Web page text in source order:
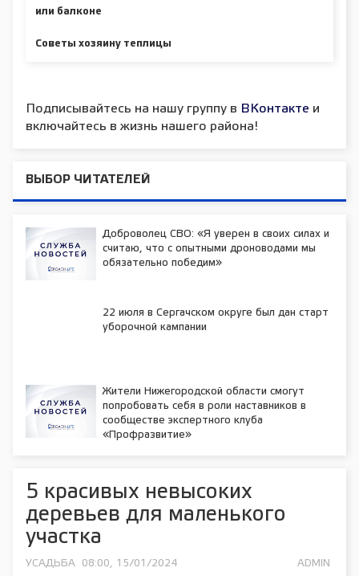
или балконе
Советы хозяину теплицы
Подписывайтесь на нашу группу в ВКонтакте и
включайтесь в жизнь нашего района!
ВЫБОР ЧИТАТЕЛЕЙ
Доброволец СВО: «Я уверен в своих силах и
считаю, что с опытными дроноводами мы
обязательно победим»
22 июля в Сергачском округе был дан старт
уборочной кампании
Жители Нижегородской области смогут
попробовать себя в роли наставников в
сообществе экспертного клуба
«Профразвитие»
5 красивых невысоких
деревьев для маленького
участка
УСАДЬБА 08:00, 15/01/2024 ADMIN